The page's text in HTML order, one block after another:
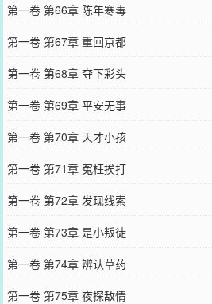
第一卷 第66章 陈年寒毒
第一卷 第67章 重回京都
第一卷 第68章 夺下彩头
第一卷 第69章 平安无事
第一卷 第70章 天才小孩
第一卷 第71章 冤枉挨打
第一卷 第72章 发现线索
第一卷 第73章 是小叛徒
第一卷 第74章 辨认草药
第一卷 第75章 夜探敌情